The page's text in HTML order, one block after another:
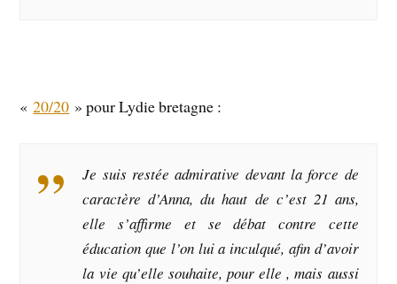
«20/20 » pour Lydie bretagne :
Je suis restée admirative devant la force de
caractère d’Anna, du haut de c’est 21 ans,
elle s’affirme et se débat contre cette
éducation que l’on lui a inculqué, afin d’avoir
la vie qu’elle souhaite, pour elle , mais aussi